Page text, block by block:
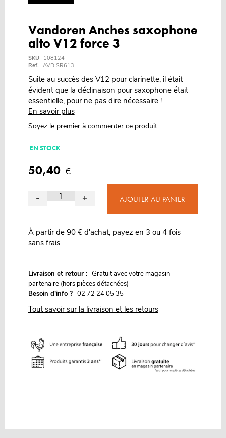
Vandoren Anches saxophone
alto V12 force 3
SKU
108124
Ref. AVD SR613
Suite au succès des V12 pour clarinette, il était
évident que la déclinaison pour saxophone était
essentielle, pour ne pas dire nécessaire !
En savoir plus
Soyez le premier à commenter ce produit
EN STOCK
50,40 €
- + AJOUTER AU PANIER
À partir de 90 € d'achat, payez en 3 ou 4 fois
sans frais
Livraison et retour : Gratuit avec votre magasin
partenaire (hors pièces détachées)
Besoin d'info ? 02 72 24 05 35
Tout savoir sur la livraison et les retours